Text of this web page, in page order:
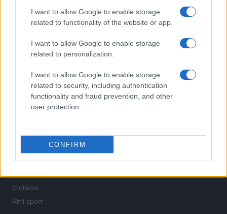
I want to allow Google to enable storage
related to functionality of the website or app.
I want to allow Google to enable storage
related to personalization.
I want to allow Google to enable storage
related to security, including authentication
functionality and fraud prevention, and other
user protection.
CONFIRM
Sportmagazine: notizie, approfondimenti e classifiche su
MotoGP e Olimpiadi. Le ultime news dalle competizioni
nazionali e internazionali, gli highlight delle partite, le
le discipline che fanno emozionare gli appassionati di
Basket
Ciclismo
Altri sport